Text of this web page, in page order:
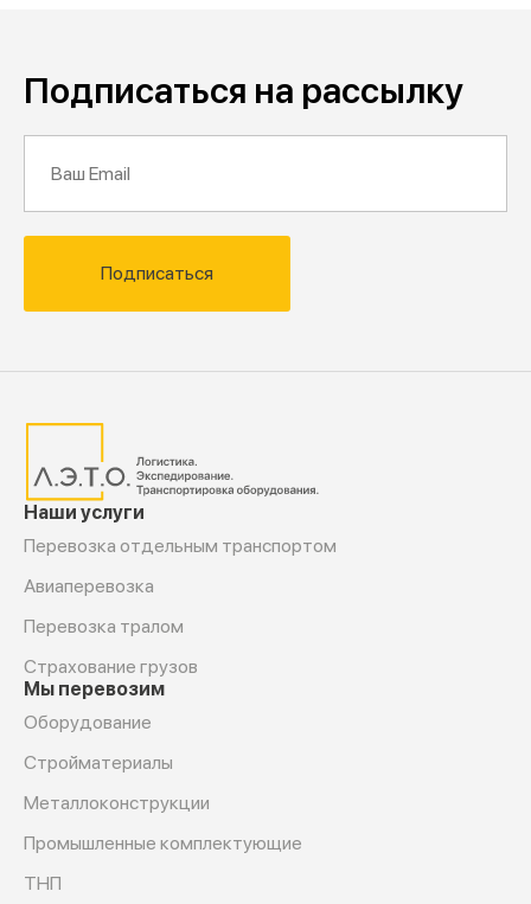
Подписаться на рассылку
Подписаться
Наши услуги
Перевозка отдельным транспортом
Авиаперевозка
Перевозка тралом
Страхование грузов
Мы перевозим
Оборудование
Cтройматериалы
Металлоконструкции
Промышленные комплектующие
ТНП